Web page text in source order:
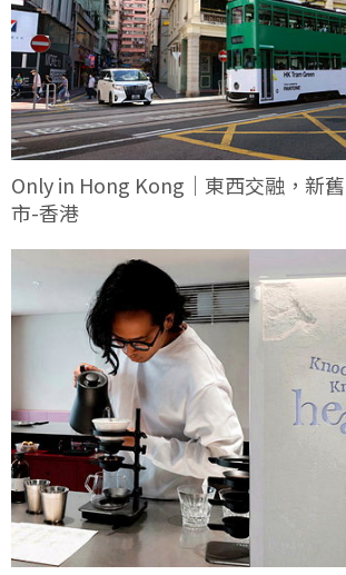
Only in Hong Kong｜東西交融，新
市-香港